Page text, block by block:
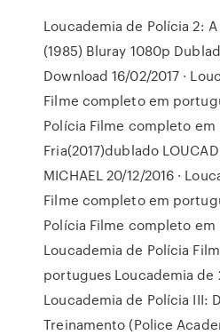
Loucademia de Polícia 2:
(1985) Bluray 1080p
Download 16/02/2017 ·
Filme completo em
Polícia Filme completo em
Fria(2017)dublado
MICHAEL 20/12/2016 ·
Filme completo em
Polícia Filme completo
Loucademia de Polícia
portugues Loucademia de
Loucademia de Polícia III:
Treinamento (Police